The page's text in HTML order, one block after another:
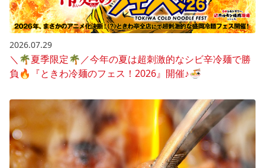
2026.07.29
＼🌴夏季限定🌴／今年の夏は超刺激的なシビ辛冷麺で勝
負🔥『ときわ冷麺のフェス！2026』開催♪🍜